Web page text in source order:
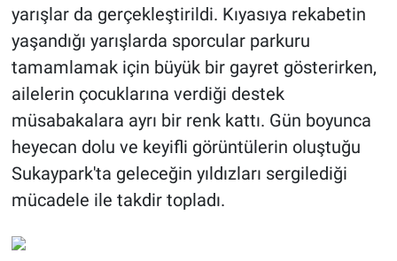
yarışlar da gerçekleştirildi. Kıyasıya rekabetin
yaşandığı yarışlarda sporcular parkuru
tamamlamak için büyük bir gayret gösterirken,
ailelerin çocuklarına verdiği destek
müsabakalara ayrı bir renk kattı. Gün boyunca
heyecan dolu ve keyifli görüntülerin oluştuğu
Sukaypark'ta geleceğin yıldızları sergilediği
mücadele ile takdir topladı.